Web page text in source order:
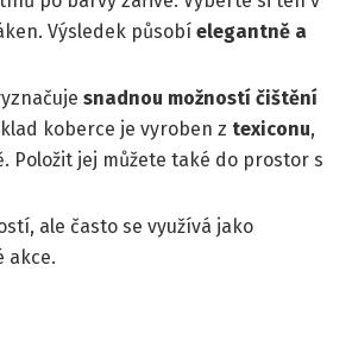
Výsledek působí elegantně a
snadnou možností čištění
koberce je vyroben z texiconu,
Položit jej můžete také do prostor s
ale často se využívá jako
akce.